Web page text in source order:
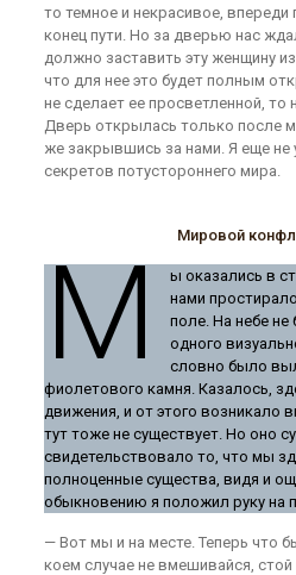
то темное и некрасивое,
конец пути. Но за дверью нас
должно заставить эту женщину
что для нее это будет полным
не сделает ее просветленной, то
Дверь открылась только после
же закрывшись за нами. Я еще не
секретов потустороннего мира.
Мировой
М
ы оказались в
нами
поле. На небе не
одного
словно было
фиолетового камня. Казалось,
движения, и от этого возникало
тут тоже не существует. Но оно
свидетельствовало то, что мы
полноценные существа, видя и
обыкновению я положил руку на
— Вот мы и на месте. Теперь что
коем случае не вмешивайся, стой